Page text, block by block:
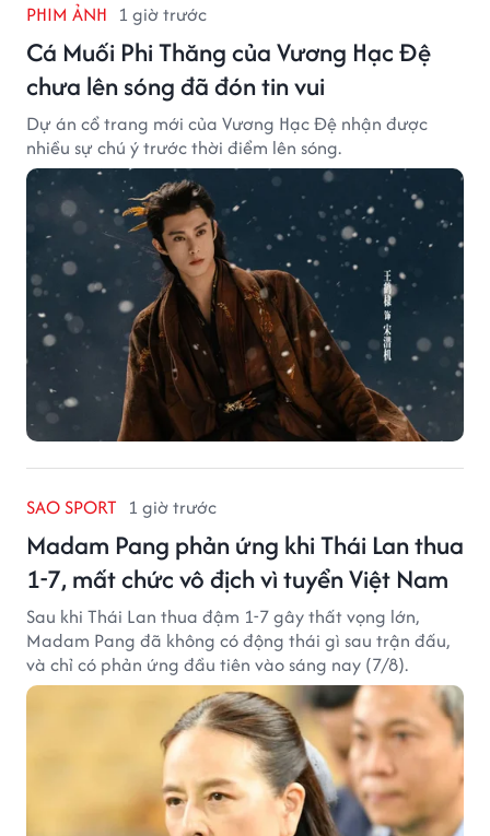
PHIM ẢNH 1 giờ trước
Cá Muối Phi Thăng của Vương Hạc Đệ
chưa lên sóng đã đón tin vui
Dự án cổ trang mới của Vương Hạc Đệ nhận được
nhiều sự chú ý trước thời điểm lên sóng.
SAO SPORT 1 giờ trước
Madam Pang phản ứng khi Thái Lan thua
1-7, mất chức vô địch vì tuyển Việt Nam
Sau khi Thái Lan thua đậm 1-7 gây thất vọng lớn,
Madam Pang đã không có động thái gì sau trận đấu,
và chỉ có phản ứng đầu tiên vào sáng nay (7/8).